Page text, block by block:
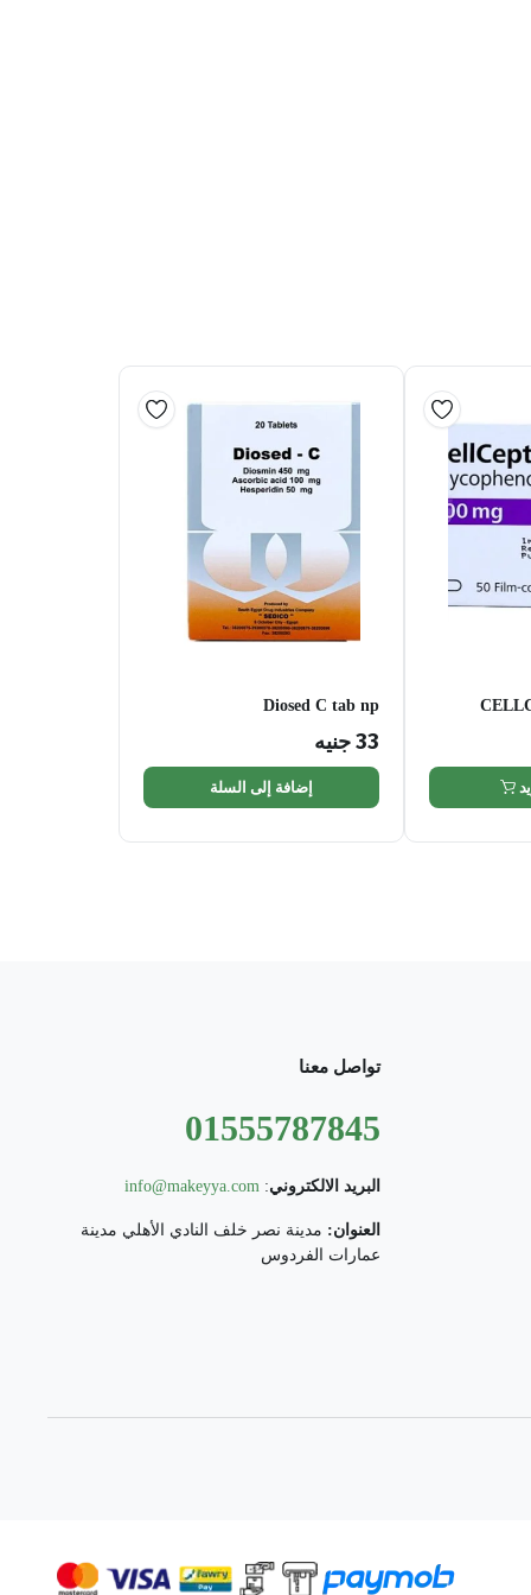
Diosed C tab np
33جنيه
إضافة إلى السلة
تواصل معنا
01555787845
البريد الالكتروني:
info@makeyya.com
العنوان: مدينة نصر خلف النادي الأهلي مدينة
عمارات الفردوس